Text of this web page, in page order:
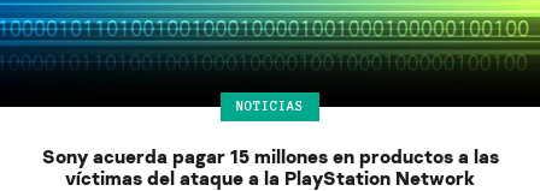
NOTICIAS
Sony acuerda pagar 15 millones en productos a las
víctimas del ataque a la PlayStation Network